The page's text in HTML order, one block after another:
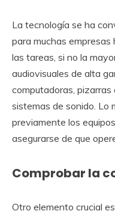
La tecnología se ha
para muchas
las tareas, si no la
audiovisuales de alta
computadoras,
sistemas de sonido. Lo
previamente los
asegurarse de que
Comprobar la
Otro elemento crucial